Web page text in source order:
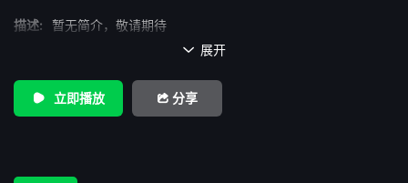
描述:
暂无简介，敬请期待
 展开
立即播放 分享